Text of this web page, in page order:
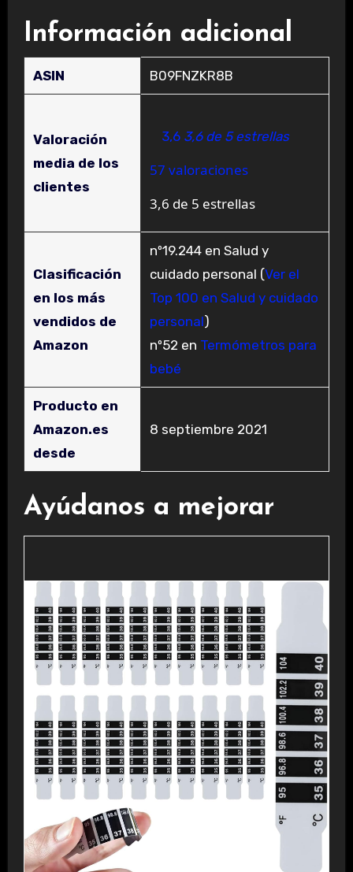
Información adicional
ASIN B09FNZKR8B
Valoración
media de los
clientes
3,6 3,6 de 5 estrellas
57 valoraciones
3,6 de 5 estrellas
Clasificación
en los más
vendidos de
Amazon
nº19.244 en Salud y
cuidado personal (Ver el
Top 100 en Salud y cuidado
personal)
nº52 en Termómetros para
bebé
Producto en
Amazon.es
desde
8 septiembre 2021
Ayúdanos a mejorar